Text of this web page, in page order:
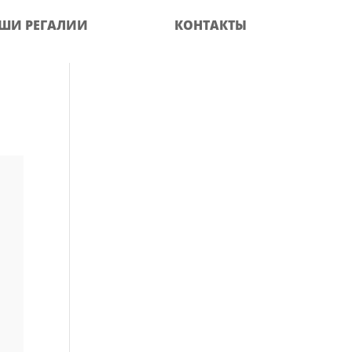
РЕГАЛИИ КОНТАКТЫ